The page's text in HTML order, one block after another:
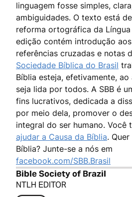
linguagem fosse simples,
ambiguidades. O texto está
reforma ortográfica da Língua
edição contém introdução
referências cruzadas e notas
Sociedade Bíblica do Brasil
Bíblia esteja, efetivamente,
seja lida por todos. A SBB é
fins lucrativos, dedicada a
por meio dela, promover o
integral do ser humano. Você
ajudar a Causa da Bíblia.
Bíblia? Junte-se a nós em
facebook.com/SBB.Brasil
Bible Society of Brazil
NTLH EDITOR